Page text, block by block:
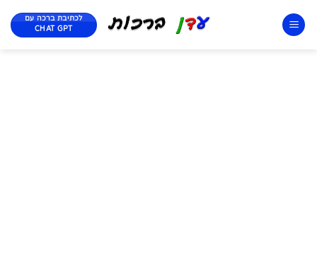
לכתיבת ברכה עם
CHAT GPT